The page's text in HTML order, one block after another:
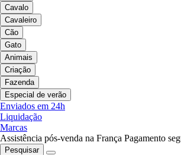
Cavalo
Cavaleiro
Cão
Gato
Animais
Criação
Fazenda
Especial de verão
Enviados em 24h
Liquidação
Marcas
Assistência pós-venda na França Pagamento
Pesquisar